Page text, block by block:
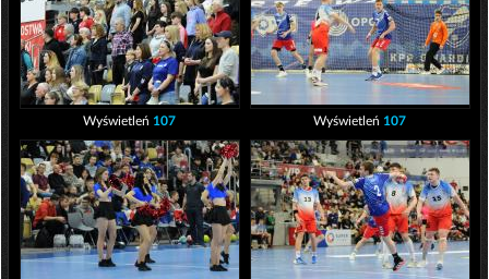
Wyświetleń 107 Wyświetleń 107